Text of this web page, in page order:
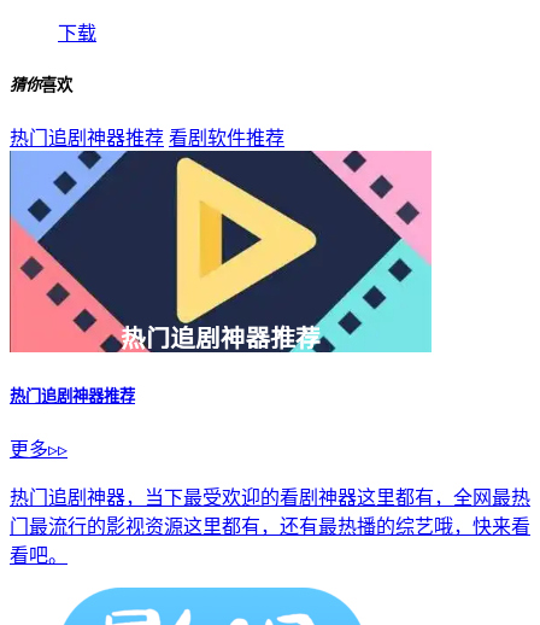
下载
猜你喜欢
热门追剧神器推荐 看剧软件推荐
热门追剧神器推荐
更多▹▹
热门追剧神器，当下最受欢迎的看剧神器这里都有，全网最热
门最流行的影视资源这里都有，还有最热播的综艺哦，快来看
看吧。